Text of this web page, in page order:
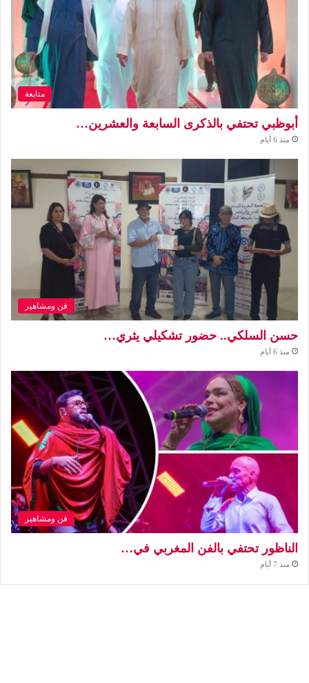
متابعة
أبوظبي تحتفي بالذكرى السابعة والعشرين…
منذ 6 أيام
فن ومشاهير
حسن السلكي.. حضور تشكيلي يثري…
منذ 6 أيام
فن ومشاهير
الناظور تحتفي بالفن المغربي في…
منذ 7 أيام